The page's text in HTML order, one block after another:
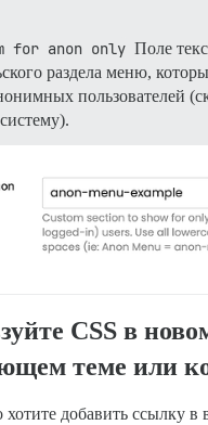
for anon only Поле
раздела меню,
пользователей
CSS в
теме или
добавить ссылку в